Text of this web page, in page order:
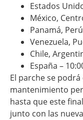
Estados
México,
Panamá,
Venezuela,
Chile,
España –
El parche se
mantenimiento
hasta que este
junto con las